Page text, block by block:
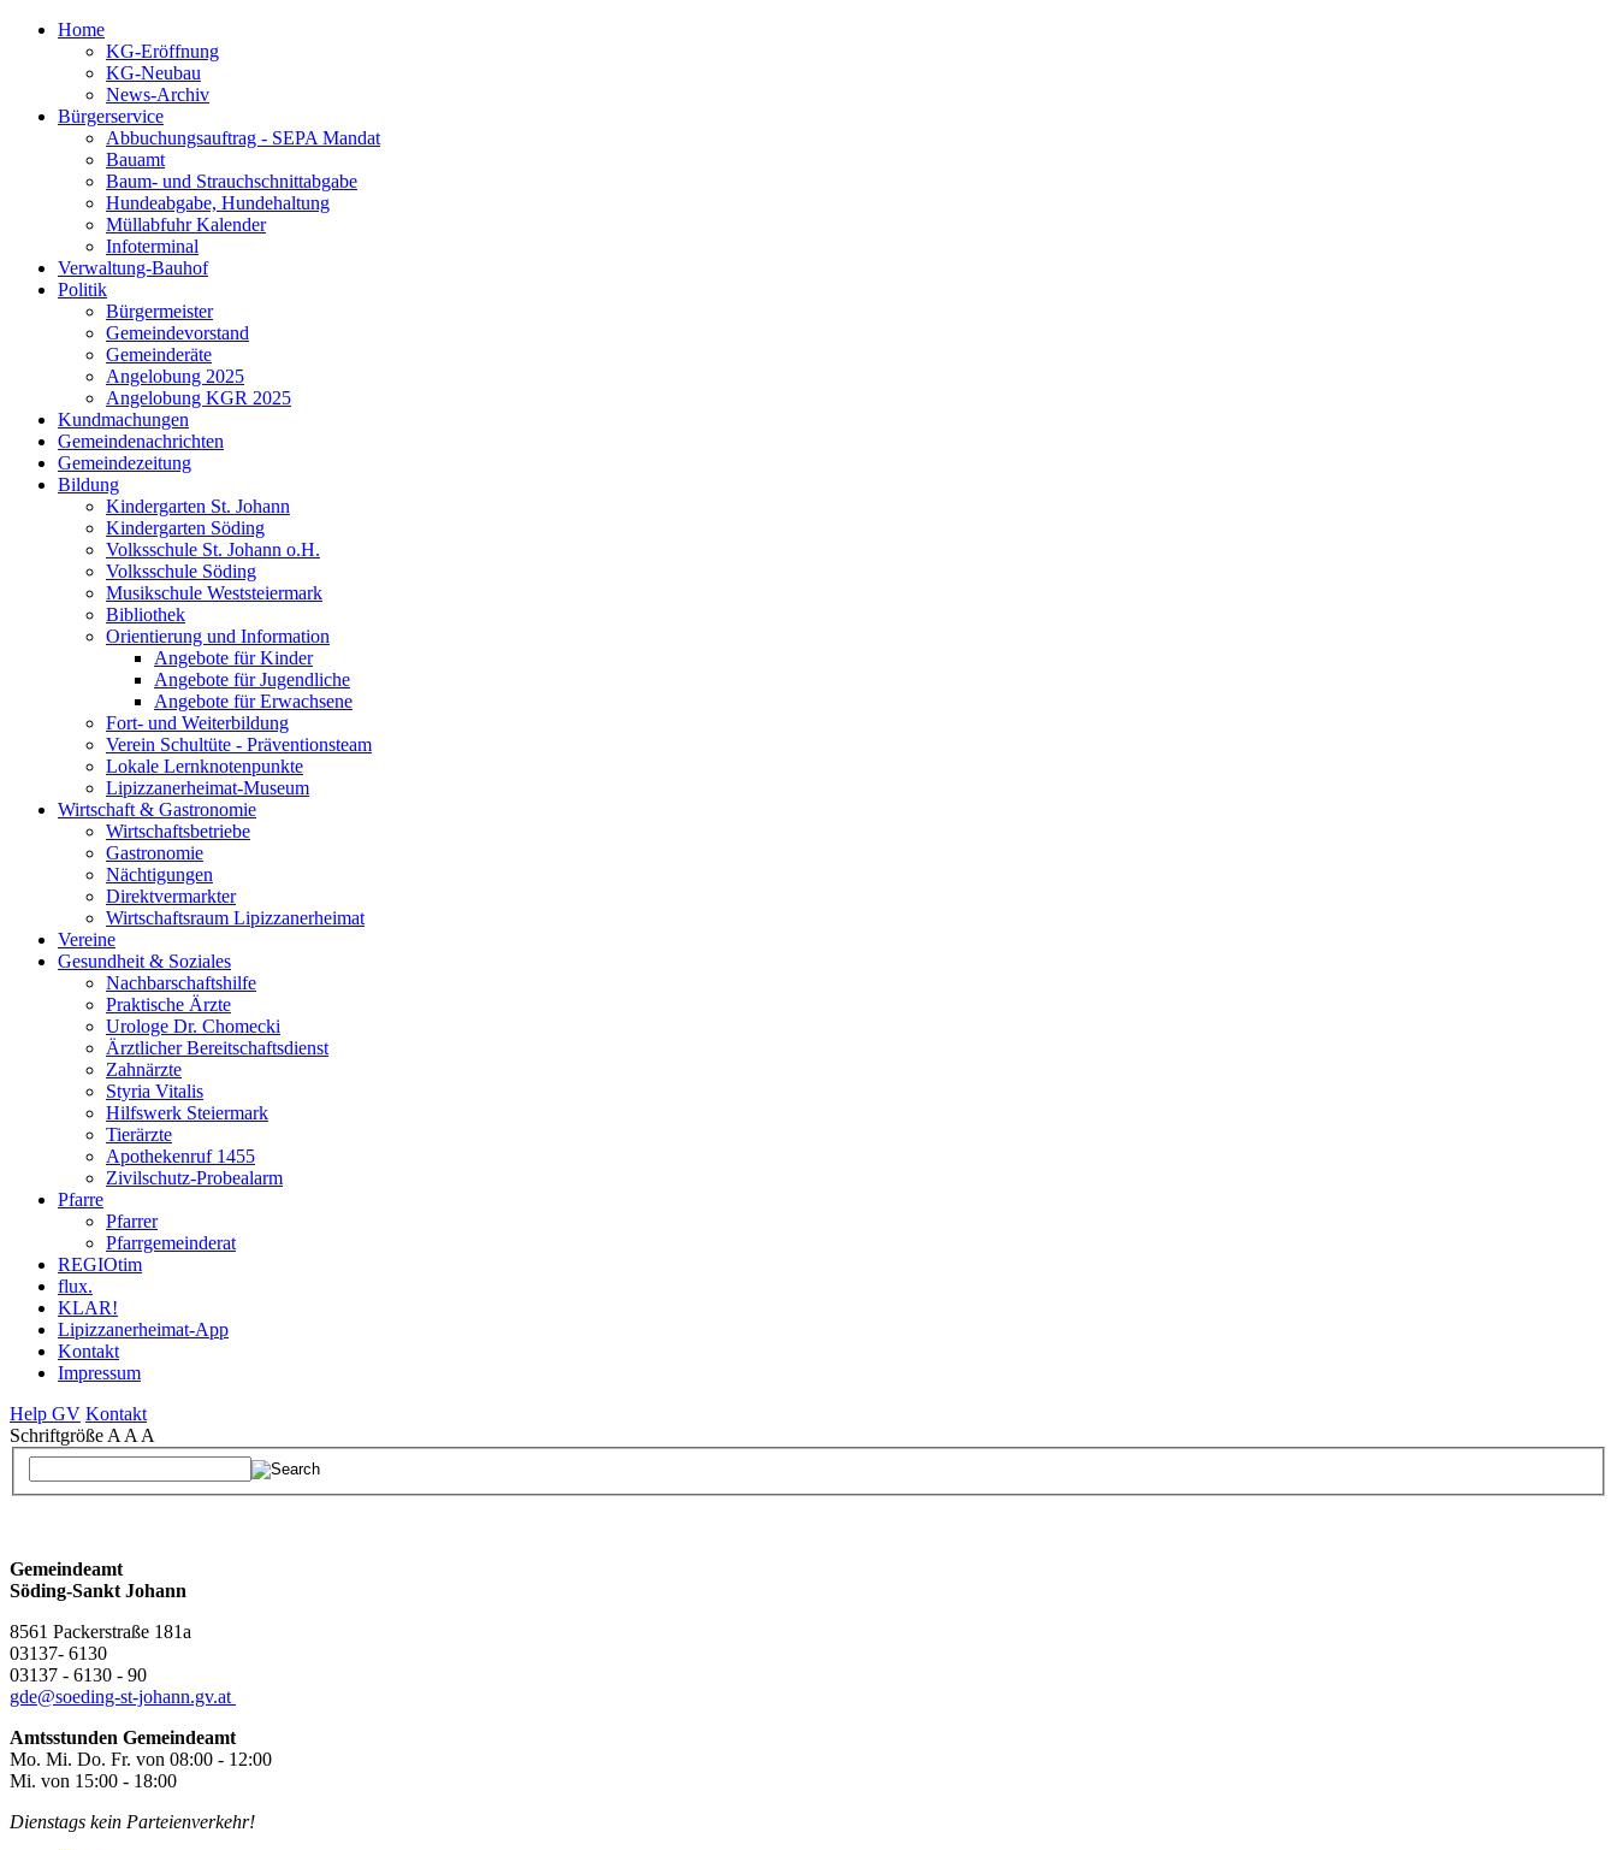
Home
KG-Eröffnung
KG-Neubau
News-Archiv
Bürgerservice
Abbuchungsauftrag - SEPA Mandat
Bauamt
Baum- und Strauchschnittabgabe
Hundeabgabe, Hundehaltung
Müllabfuhr Kalender
Infoterminal
Verwaltung-Bauhof
Politik
Bürgermeister
Gemeindevorstand
Gemeinderäte
Angelobung 2025
Angelobung KGR 2025
Kundmachungen
Gemeindenachrichten
Gemeindezeitung
Bildung
Kindergarten St. Johann
Kindergarten Söding
Volksschule St. Johann o.H.
Volksschule Söding
Musikschule Weststeiermark
Bibliothek
Orientierung und Information
Angebote für Kinder
Angebote für Jugendliche
Angebote für Erwachsene
Fort- und Weiterbildung
Verein Schultüte - Präventionsteam
Lokale Lernknotenpunkte
Lipizzanerheimat-Museum
Wirtschaft & Gastronomie
Wirtschaftsbetriebe
Gastronomie
Nächtigungen
Direktvermarkter
Wirtschaftsraum Lipizzanerheimat
Vereine
Gesundheit & Soziales
Nachbarschaftshilfe
Praktische Ärzte
Urologe Dr. Chomecki
Ärztlicher Bereitschaftsdienst
Zahnärzte
Styria Vitalis
Hilfswerk Steiermark
Tierärzte
Apothekenruf 1455
Zivilschutz-Probealarm
Pfarre
Pfarrer
Pfarrgemeinderat
REGIOtim
flux.
KLAR!
Lipizzanerheimat-App
Kontakt
Impressum
Help GV Kontakt
Schriftgröße A A A
Gemeindeamt
Söding-Sankt Johann
8561 Packerstraße 181a
03137- 6130
03137 - 6130 - 90
gde@soeding-st-johann.gv.at
Amtsstunden Gemeindeamt
Mo. Mi. Do. Fr. von 08:00 - 12:00
Mi. von 15:00 - 18:00
Dienstags kein Parteienverkehr!